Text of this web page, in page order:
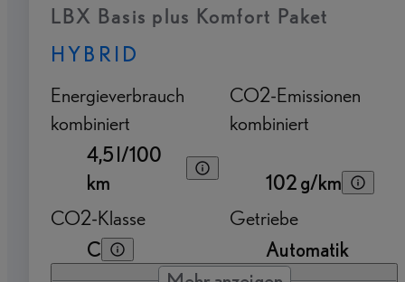
LBX Basis plus Komfort Paket
HYBRID
Energieverbrauch
kombiniert
4,5 l/100
km
CO2-Emissionen
kombiniert
102 g/km
CO2-Klasse
C
Getriebe
Automatik